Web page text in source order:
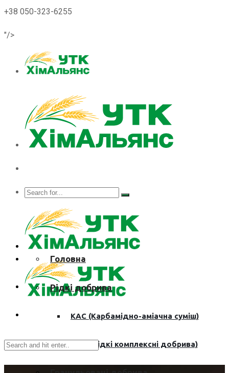
+38 050-323-6255
"/>
Головна
Рідкі добрива
КАС (Карбамідно-аміачна суміш)
РКД (Рідкі комплексні добрива)